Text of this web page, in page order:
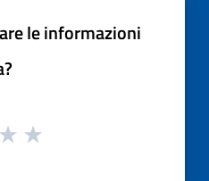
le informazioni